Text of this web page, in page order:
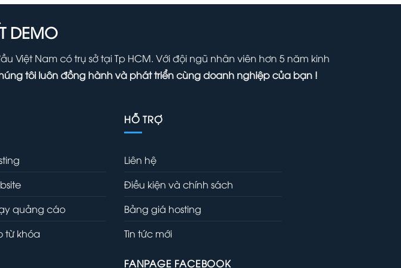
DEMO
Nam có trụ sở tại Tp HCM. Với đội ngũ nhân viên hơn 5 năm kinh
tôi luôn đồng hành và phát triển cùng doanh nghiệp của bạn !
quảng cáo
từ khóa
HỖ TRỢ
Liên hệ
Điều kiện và chính sách
Bảng giá hosting
Tin tức mới
FANPAGE FACEBOOK